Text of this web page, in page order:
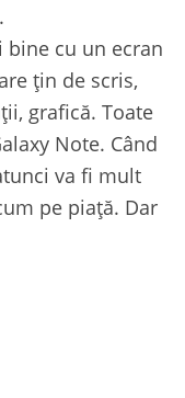
.
cu un ecran
țin de scris,
grafică. Toate
Note. Când
va fi mult
pe piață. Dar